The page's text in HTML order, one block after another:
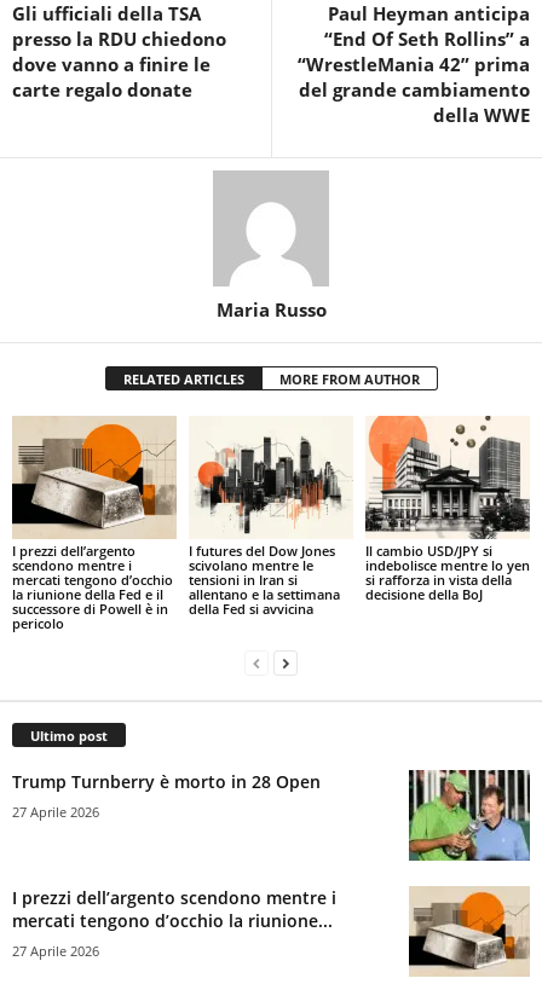
Gli ufficiali della TSA
presso la RDU chiedono
dove vanno a finire le
carte regalo donate
Paul Heyman anticipa
“End Of Seth Rollins” a
“WrestleMania 42” prima
del grande cambiamento
della WWE
Maria Russo
RELATED ARTICLES MORE FROM AUTHOR
I prezzi dell’argento
scendono mentre i
mercati tengono d’occhio
la riunione della Fed e il
successore di Powell è in
pericolo
I futures del Dow Jones
scivolano mentre le
tensioni in Iran si
allentano e la settimana
della Fed si avvicina
Il cambio USD/JPY si
indebolisce mentre lo yen
si rafforza in vista della
decisione della BoJ
Ultimo post
Trump Turnberry è morto in 28 Open
27 Aprile 2026
I prezzi dell’argento scendono mentre i
mercati tengono d’occhio la riunione...
27 Aprile 2026